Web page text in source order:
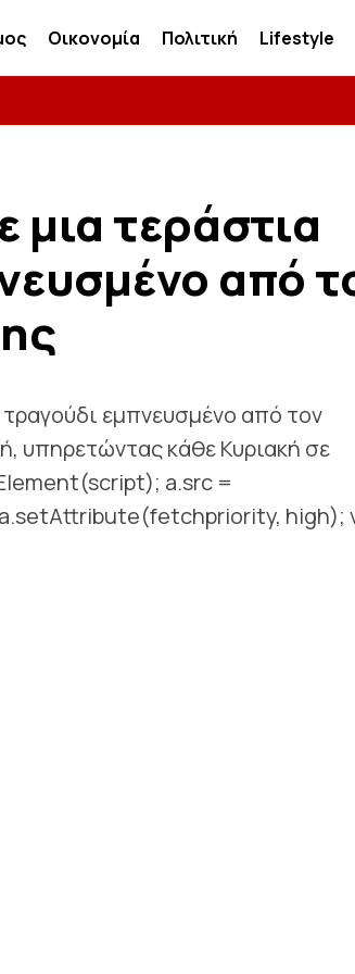
Οικονομία Πολιτική Lifestyle
μια τεράστια
από
εμπνευσμένο από τον
υπηρετώντας κάθε Κυριακή σε
a.src =
high);